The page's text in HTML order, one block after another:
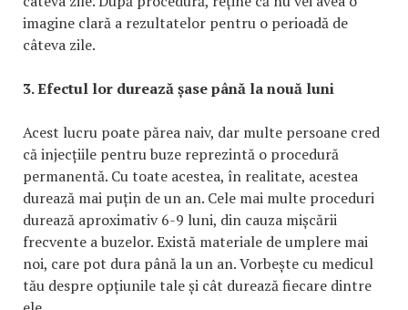
imagine clară a rezultatelor pentru o perioadă de
câteva zile.
3. Efectul lor durează șase până la nouă luni
Acest lucru poate părea naiv, dar multe persoane cred
că injecțiile pentru buze reprezintă o procedură
permanentă. Cu toate acestea, în realitate, acestea
durează mai puțin de un an. Cele mai multe proceduri
durează aproximativ 6-9 luni, din cauza mișcării
frecvente a buzelor. Există materiale de umplere mai
noi, care pot dura până la un an. Vorbește cu medicul
tău despre opțiunile tale și cât durează fiecare dintre